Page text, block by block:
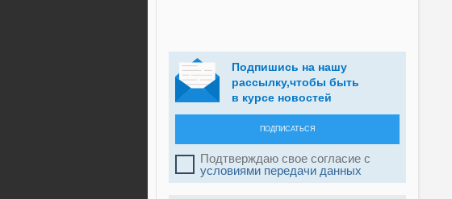
Подпишись на нашу
рассылку,чтобы быть
в курсе новостей
ПОДПИСАТЬСЯ
Подтверждаю свое согласие с
условиями передачи данных